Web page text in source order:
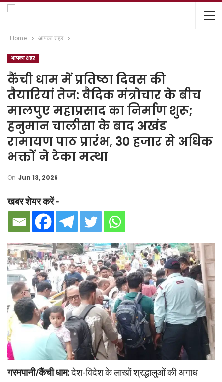
Home आपका शहर
आपका शहर
कैंची धाम में प्रतिष्ठा दिवस की
तैयारियां तेज: वैदिक मंत्रोचार के बीच
मालपुए महाप्रसाद का निर्माण शुरू;
हनुमान चालीसा के बाद अखंड
रामायण पाठ प्रारंभ, 30 हजार से अधिक
भक्तों ने टेका मत्था
On Jun 13, 2026
खबर शेयर करें -
गरमपानी/कैंची धाम:देश-विदेश के लाखों श्रद्धालुओं की अगाध